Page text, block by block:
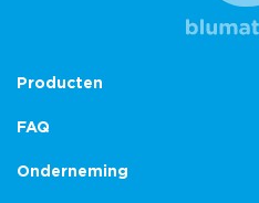
Producten
FAQ
Onderneming